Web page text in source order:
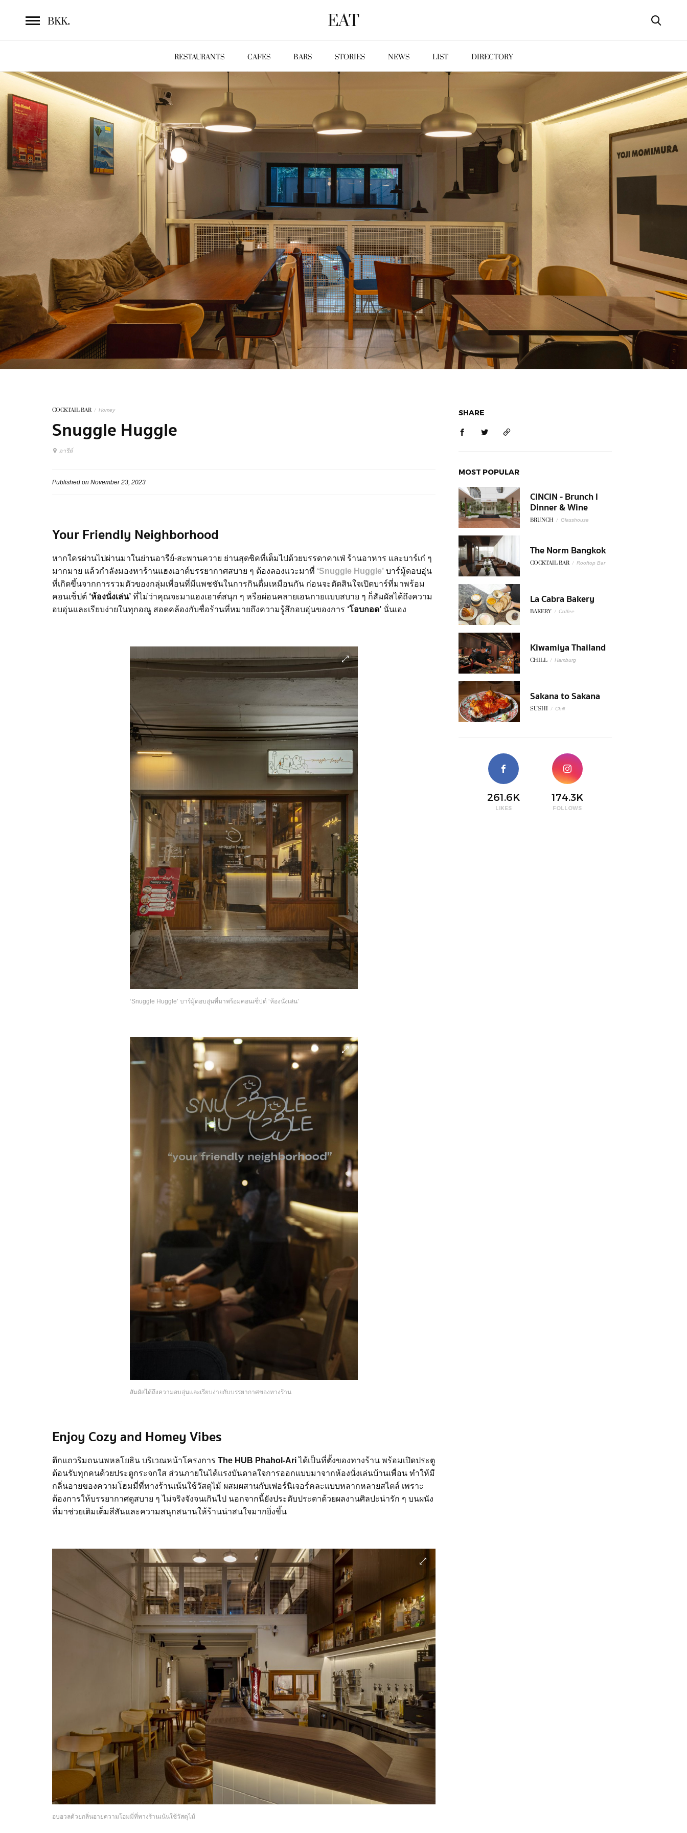
BKK. EAT
RESTAURANTS CAFES BARS STORIES NEWS LIST DIRECTORY
COCKTAIL BAR / Homey
Snuggle Huggle
อารีย์
Published on November 23, 2023
Your Friendly Neighborhood
หากใครผ่านไปผ่านมาในย่านอารีย์-สะพานควาย ย่านสุดชิคที่เต็มไปด้วยบรรดาคาเฟ่ ร้านอาหาร และบาร์เก๋ ๆ
มากมาย แล้วกำลังมองหาร้านแฮงเอาต์บรรยากาศสบาย ๆ ต้องลองแวะมาที่ ‘Snuggle Huggle’ บาร์มู้ดอบอุ่น
ที่เกิดขึ้นจากการรวมตัวของกลุ่มเพื่อนที่มีแพชชันในการกินดื่มเหมือนกัน ก่อนจะตัดสินใจเปิดบาร์ที่มาพร้อม
คอนเซ็ปต์ ‘ห้องนั่งเล่น’ ที่ไม่ว่าคุณจะมาแฮงเอาต์สนุก ๆ หรือผ่อนคลายเอนกายแบบสบาย ๆ ก็สัมผัสได้ถึงความ
อบอุ่นและเรียบง่ายในทุกอณู สอดคล้องกับชื่อร้านที่หมายถึงความรู้สึกอบอุ่นของการ ‘โอบกอด’ นั่นเอง
‘Snuggle Huggle’ บาร์มู้ดอบอุ่นที่มาพร้อมคอนเซ็ปต์ ‘ห้องนั่งเล่น’
สัมผัสได้ถึงความอบอุ่นและเรียบง่ายกับบรรยากาศของทางร้าน
Enjoy Cozy and Homey Vibes
ตึกแถวริมถนนพหลโยธิน บริเวณหน้าโครงการ The HUB Phahol-Ariได้เป็นที่ตั้งของทางร้าน พร้อมเปิดประตู
ต้อนรับทุกคนด้วยประตูกระจกใส ส่วนภายในได้แรงบันดาลใจการออกแบบมาจากห้องนั่งเล่นบ้านเพื่อน ทำให้มี
กลิ่นอายของความโฮมมี่ที่ทางร้านเน้นใช้วัสดุไม้ ผสมผสานกับเฟอร์นิเจอร์คละแบบหลากหลายสไตล์ เพราะ
ต้องการให้บรรยากาศดูสบาย ๆ ไม่จริงจังจนเกินไป นอกจากนี้ยังประดับประดาด้วยผลงานศิลปะน่ารัก ๆ บนผนัง
ที่มาช่วยเติมเต็มสีสันและความสนุกสนานให้ร้านน่าสนใจมากยิ่งขึ้น
อบอวลด้วยกลิ่นอายความโฮมมี่ที่ทางร้านเน้นใช้วัสดุไม้
SHARE
MOST POPULAR
CINCIN - Brunch l
Dinner & Wine
BRUNCH / Glasshouse
The Norm Bangkok
COCKTAIL BAR / Rooftop Bar
La Cabra Bakery
BAKERY / Coffee
Kiwamiya Thailand
CHILL / Hamburg
Sakana to Sakana
SUSHI / Chill
261.6K
LIKES
174.3K
FOLLOWS